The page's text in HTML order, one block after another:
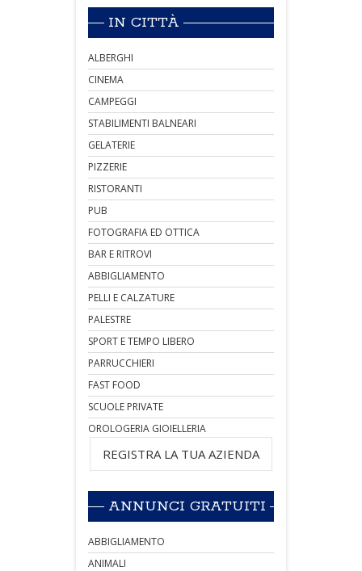
IN CITTÀ
ALBERGHI
CINEMA
CAMPEGGI
STABILIMENTI BALNEARI
GELATERIE
PIZZERIE
RISTORANTI
PUB
FOTOGRAFIA ED OTTICA
BAR E RITROVI
ABBIGLIAMENTO
PELLI E CALZATURE
PALESTRE
SPORT E TEMPO LIBERO
PARRUCCHIERI
FAST FOOD
SCUOLE PRIVATE
OROLOGERIA GIOIELLERIA
REGISTRA LA TUA AZIENDA
ANNUNCI GRATUITI
ABBIGLIAMENTO
ANIMALI